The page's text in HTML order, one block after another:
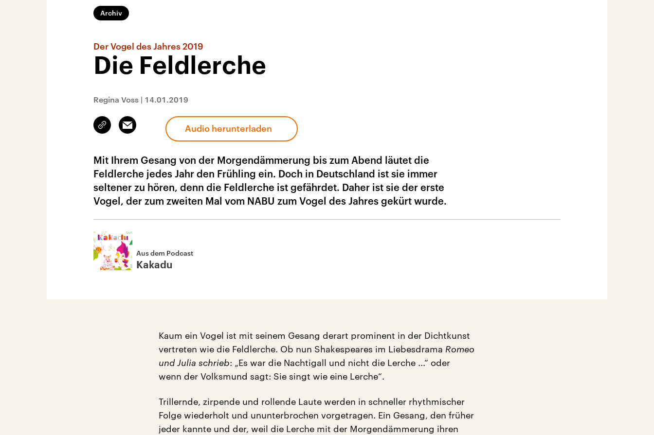
Archiv
Der Vogel des Jahres 2019
Die Feldlerche
Regina Voss | 14.01.2019
Link
kopieren/teilen
Email Audio herunterladen
Mit Ihrem Gesang von der Morgendämmerung bis zum Abend läutet die
Feldlerche jedes Jahr den Frühling ein. Doch in Deutschland ist sie immer
seltener zu hören, denn die Feldlerche ist gefährdet. Daher ist sie der erste
Vogel, der zum zweiten Mal vom NABU zum Vogel des Jahres gekürt wurde.
Aus dem Podcast
Kakadu
Kaum ein Vogel ist mit seinem Gesang derart prominent in der Dichtkunst
vertreten wie die Feldlerche. Ob nun Shakespeares im Liebesdrama Romeo
und Julia schrieb: „Es war die Nachtigall und nicht die Lerche ...“ oder
wenn der Volksmund sagt: Sie singt wie eine Lerche“.
Trillernde, zirpende und rollende Laute werden in schneller rhythmischer
Folge wiederholt und ununterbrochen vorgetragen. Ein Gesang, den früher
jeder kannte und der, weil die Lerche mit der Morgendämmerung ihren